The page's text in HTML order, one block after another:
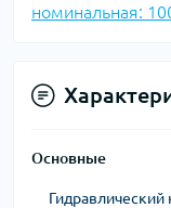
номинальная:
Основные
Гидравлический